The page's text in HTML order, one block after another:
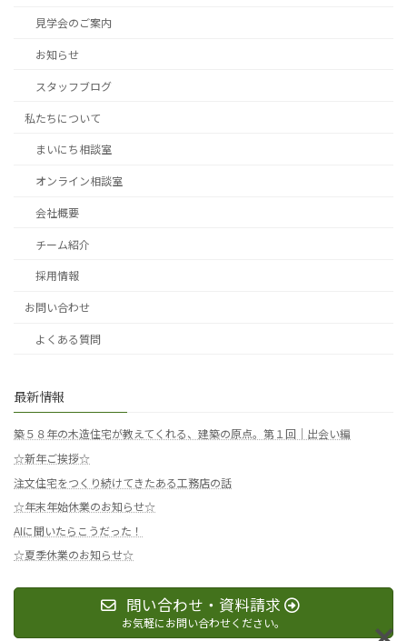
見学会のご案内
お知らせ
スタッフブログ
私たちについて
まいにち相談室
オンライン相談室
会社概要
チーム紹介
採用情報
お問い合わせ
よくある質問
最新情報
築５８年の木造住宅が教えてくれる、建築の原点。第１回｜出会い編
☆新年ご挨拶☆
注文住宅をつくり続けてきたある工務店の話
☆年末年始休業のお知らせ☆
AIに聞いたらこうだった！
☆夏季休業のお知らせ☆
問い合わせ・資料請求
お気軽にお問い合わせください。